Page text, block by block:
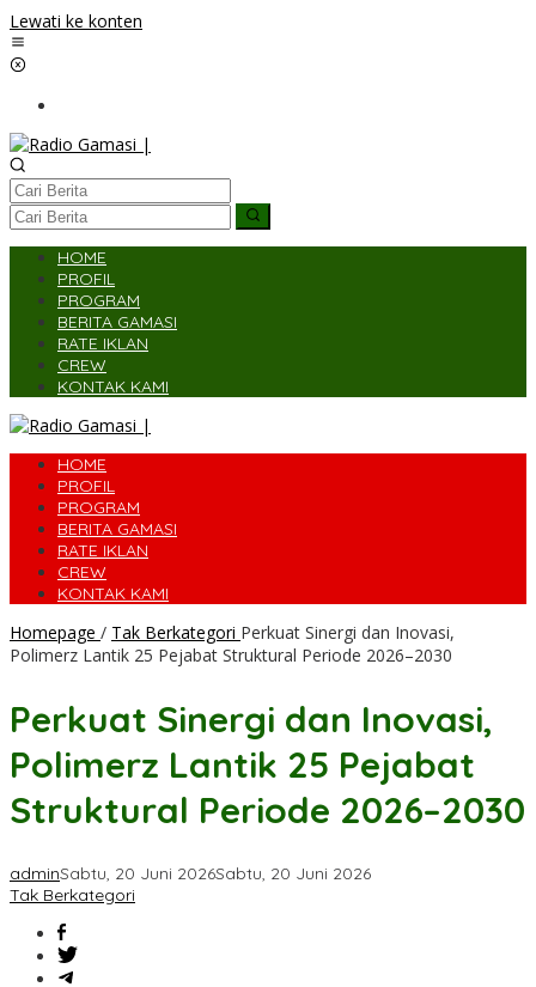
Lewati ke konten
HOME
PROFIL
PROGRAM
BERITA GAMASI
RATE IKLAN
CREW
KONTAK KAMI
HOME
PROFIL
PROGRAM
BERITA GAMASI
RATE IKLAN
CREW
KONTAK KAMI
Homepage / Tak Berkategori Perkuat Sinergi dan Inovasi,
Polimerz Lantik 25 Pejabat Struktural Periode 2026–2030
Perkuat Sinergi dan Inovasi,
Polimerz Lantik 25 Pejabat
Struktural Periode 2026–2030
adminSabtu, 20 Juni 2026Sabtu, 20 Juni 2026
Tak Berkategori